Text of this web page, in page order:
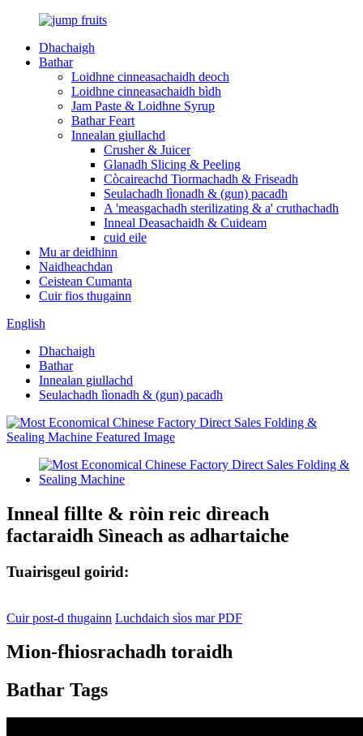
Dhachaigh
Bathar
Loidhne cinneasachaidh deoch
Loidhne cinneasachaidh bìdh
Jam Paste & Loidhne Syrup
Bathar Feart
Innealan giullachd
Crusher & Juicer
Glanadh Slicing & Peeling
Còcaireachd Tiormachadh & Friseadh
Seulachadh lìonadh & (gun) pacadh
A 'measgachadh sterilizating & a' cruthachadh
Inneal Deasachaidh & Cuideam
cuid eile
Mu ar deidhinn
Naidheachdan
Ceistean Cumanta
Cuir fios thugainn
English
Dhachaigh
Bathar
Innealan giullachd
Seulachadh lìonadh & (gun) pacadh
Inneal fillte & ròin reic dìreach
factaraidh Sìneach as adhartaiche
Tuairisgeul goirid:
Cuir post-d thugainn Luchdaich sìos mar PDF
Mion-fhiosrachadh toraidh
Bathar Tags